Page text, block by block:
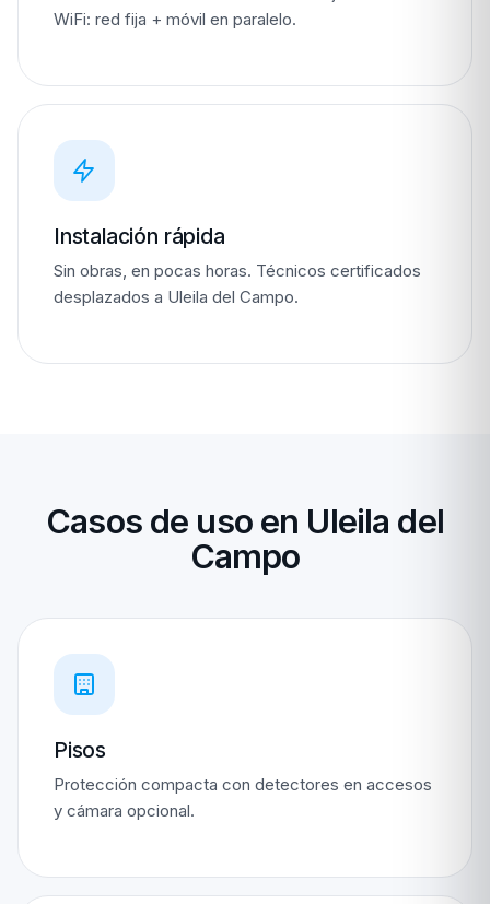
WiFi: red fija + móvil en paralelo.
Instalación rápida
Sin obras, en pocas horas. Técnicos certificados
desplazados a Uleila del Campo.
Casos de uso en Uleila del
Campo
Pisos
Protección compacta con detectores en accesos
y cámara opcional.